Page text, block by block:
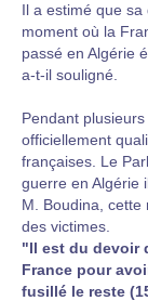
Il a estimé que
moment où la
passé en Algérie
a-t-il souligné.
Pendant
officiellement
françaises. Le
guerre en Algérie
M. Boudina, cette
des victimes.
"Il est du devoir
France pour
fusillé le reste